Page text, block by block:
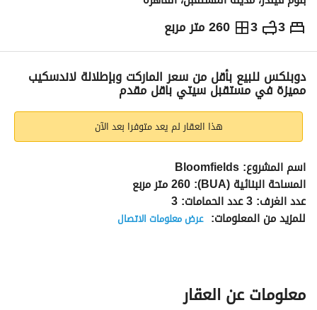
3
3 260 متر مربع ج.م18,600,000
التفاصيل الاتجاهات والمؤشرات رهن عقاري
دوبلكس للبيع بأقل من سعر الماركت وبإطلالة لاندسكيب
مميزة في مستقبل سيتي باقل مقدم
هذا العقار لم يعد متوفرا بعد الآن
اسم المشروع: Bloomfields
المساحة البنائية (BUA): 260 متر مربع
عدد الغرف: 3 عدد الحمامات: 3
للمزيد من المعلومات: عرض معلومات الاتصال
معلومات عن العقار